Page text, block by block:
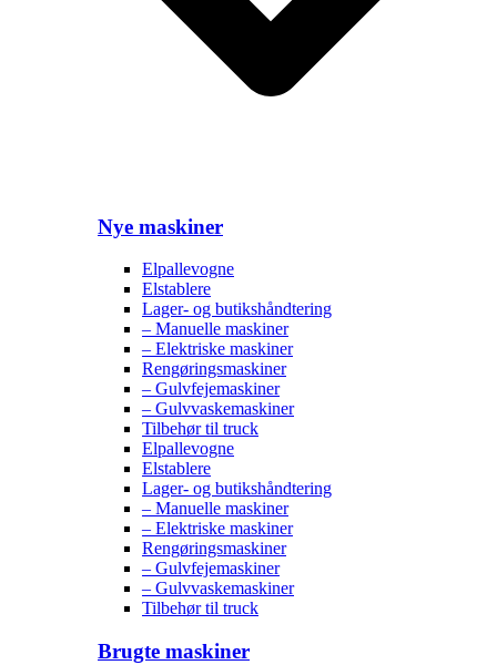
Nye maskiner
Elpallevogne
Elstablere
Lager- og butikshåndtering
– Manuelle maskiner
– Elektriske maskiner
Rengøringsmaskiner
– Gulvfejemaskiner
– Gulvvaskemaskiner
Tilbehør til truck
Elpallevogne
Elstablere
Lager- og butikshåndtering
– Manuelle maskiner
– Elektriske maskiner
Rengøringsmaskiner
– Gulvfejemaskiner
– Gulvvaskemaskiner
Tilbehør til truck
Brugte maskiner